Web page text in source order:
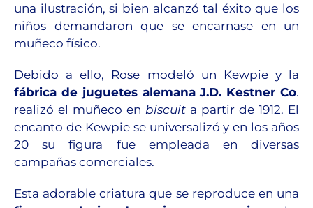
una ilustración, si bien alcanzó tal éxito que los
niños demandaron que se encarnase en un
muñeco físico.
Debido a ello, Rose modeló un Kewpie y la
fábrica de juguetes alemana J.D. Kestner Co.
realizó el muñeco en biscuit a partir de 1912. El
encanto de Kewpie se universalizó y en los años
20 su figura fue empleada en diversas
campañas comerciales.
Esta adorable criatura que se reproduce en una